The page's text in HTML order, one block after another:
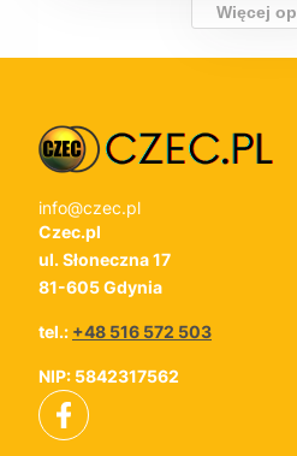
Więcej
info@czec.pl
Czec.pl
ul. Słoneczna 17
81-605 Gdynia
tel.: +48 516 572 503
NIP: 5842317562